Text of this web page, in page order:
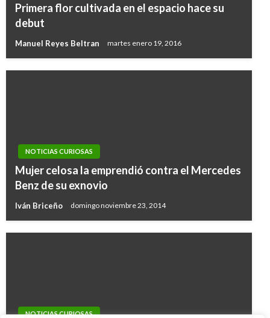
Primera flor cultivada en el espacio hace su
debut
Manuel Reyes Beltran martes enero 19, 2016
NOTICIAS CURIOSAS
Mujer celosa la emprendió contra el Mercedes
Benz de su exnovio
Iván Briceño domingo noviembre 23, 2014
NOTICIAS CURIOSAS